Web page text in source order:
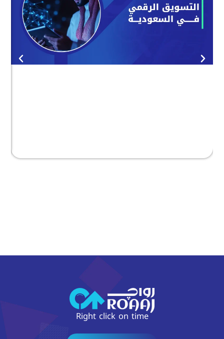
Right click on time